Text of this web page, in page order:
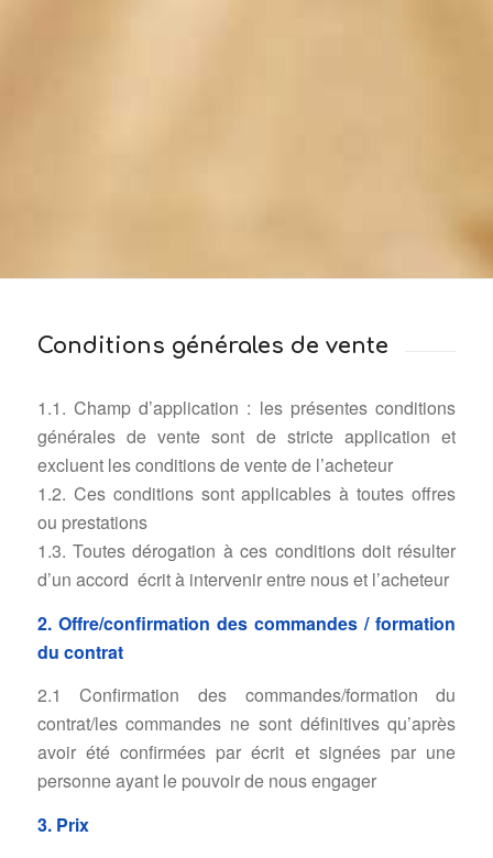
Conditions générales de vente
1.1. Champ d’application : les présentes conditions
générales de vente sont de stricte application et
excluent les conditions de vente de l’acheteur
1.2. Ces conditions sont applicables à toutes offres
ou prestations
1.3. Toutes dérogation à ces conditions doit résulter
d’un accord écrit à intervenir entre nous et l’acheteur
2. Offre/confirmation des commandes / formation
du contrat
2.1 Confirmation des commandes/formation du
contrat/les commandes ne sont définitives qu’après
avoir été confirmées par écrit et signées par une
personne ayant le pouvoir de nous engager
3. Prix